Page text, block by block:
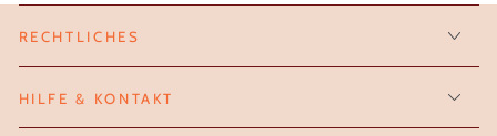
RECHTLICHES
HILFE & KONTAKT